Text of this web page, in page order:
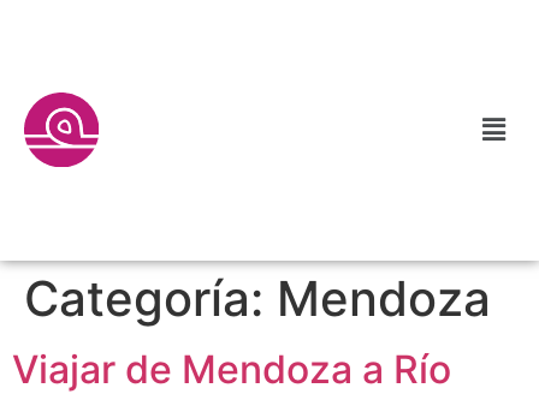
Categoría: Mendoza
Viajar de Mendoza a Río